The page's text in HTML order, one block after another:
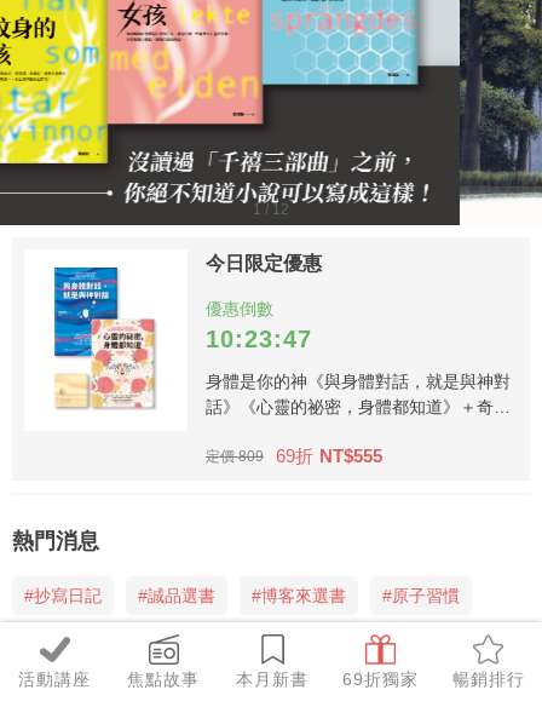
活動講座 焦點故事 本月新書 69折獨家 暢銷排行
1 / 12
今日限定優惠
優惠倒數
10:23:47
身體是你的神《與身體對話，就是與神對
話》《心靈的祕密，身體都知道》＋奇蹟
定價 809 69折 NT$555
熱門消息
#抄寫日記 #誠品選書 #博客來選書 #原子習慣
新書出版